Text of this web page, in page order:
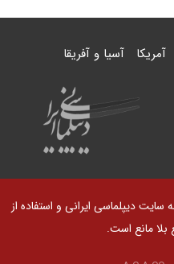
آمریکا آسیا و آفریقا
دیپلماسی ایرانی و استفاده از
بلا مانع است.